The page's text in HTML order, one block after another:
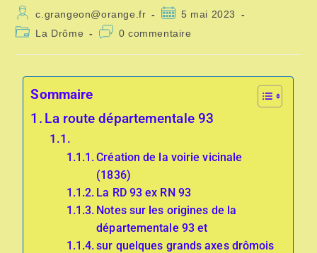
c.grangeon@orange.fr
5 mai 2023
La Drôme
0 commentaire
Sommaire
La route départementale 93
Création de la voirie vicinale
(1836)
La RD 93 ex RN 93
Notes sur les origines de la
départementale 93 et
sur quelques grands axes drômois